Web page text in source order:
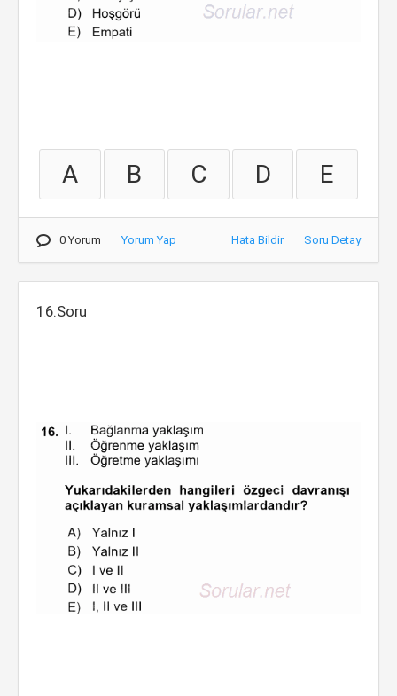
A B C D E
0 Yorum Yorum Yap Hata Bildir Soru Detay
16.Soru